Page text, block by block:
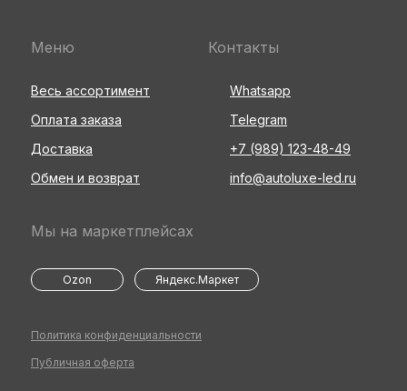
Политика конфиденциальности
Публичная оферта
Обмен и возврат
Доставка
Оплата заказа
info@autoluxe-led.ru
Меню
Мы на маркетплейсах
Контакты
+7 (989) 123-48-49
Telegram
Весь ассортимент Whatsapp
Ozon Яндекс.Маркет